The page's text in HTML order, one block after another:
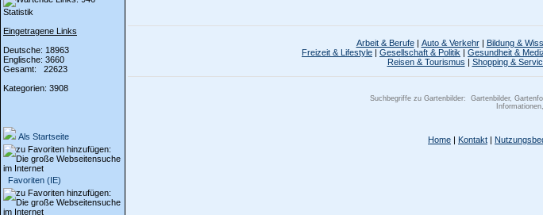
Statistik
Eingetragene Links
Deutsche: 18963
Englische: 3660
Gesamt: 22623
Kategorien: 3908
Als Startseite
Favoriten (IE)
Arbeit & Berufe| Auto & Verkehr| Bildung &
Freizeit & Lifestyle | Gesellschaft & Politik | Gesundheit &
Reisen & Tourismus | Shopping &
Suchbegriffe zu Gartenbilder: Gartenbilder,
Home | Kontakt |